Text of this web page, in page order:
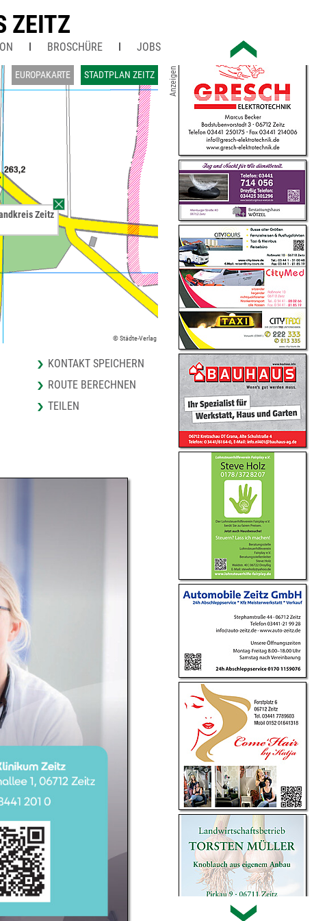
ZEITZ
BROSCHÜRE JOBS
EUROPAKARTE STADTPLAN ZEITZ
© Städte-Verlag
Zeitz
KONTAKT SPEICHERN
ROUTE BERECHNEN
TEILEN
Anzeigen